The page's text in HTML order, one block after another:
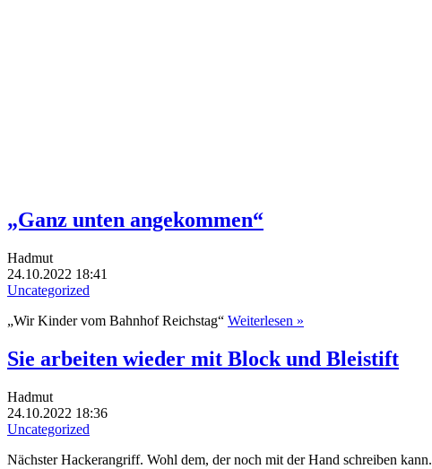
„Ganz unten angekommen“
Hadmut
24.10.2022 18:41
Uncategorized
„Wir Kinder vom Bahnhof Reichstag“ Weiterlesen »
Sie arbeiten wieder mit Block und Bleistift
Hadmut
24.10.2022 18:36
Uncategorized
Nächster Hackerangriff. Wohl dem, der noch mit der Hand schreiben kann.